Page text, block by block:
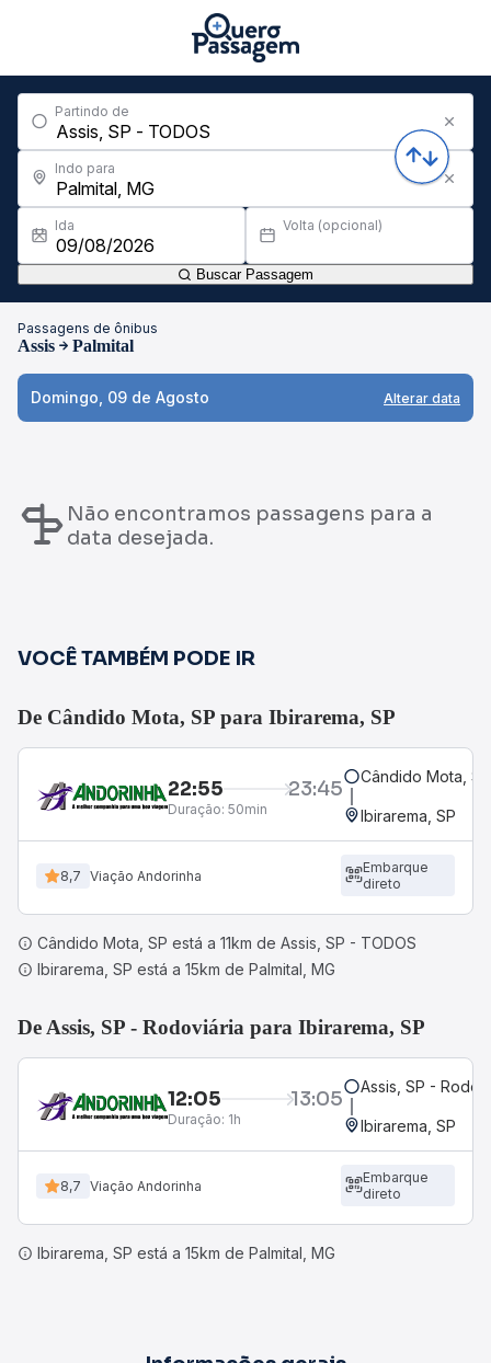
Partindo de
Indo para
Ida Volta (opcional)
Buscar Passagem
Passagens de ônibus
Assis Palmital
Domingo, 09 de Agosto Alterar data
Não encontramos passagens para a
data desejada.
VOCÊ TAMBÉM PODE IR
De Cândido Mota, SP para Ibirarema, SP
22:55 23:45
Duração: 50min
Cândido Mota, SP
Ibirarema, SP
8,7 Viação Andorinha
Embarque
direto
Cândido Mota, SP está a 11km de Assis, SP - TODOS
Ibirarema, SP está a 15km de Palmital, MG
De Assis, SP - Rodoviária para Ibirarema, SP
12:05 13:05
Duração: 1h
Assis, SP -
Ibirarema, SP
8,7 Viação Andorinha
Embarque
direto
Ibirarema, SP está a 15km de Palmital, MG